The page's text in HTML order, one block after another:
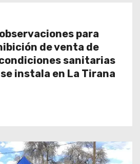
para
de venta de
sanitarias
instala en La Tirana